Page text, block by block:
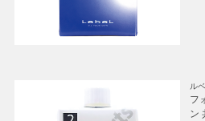
ル
フ
ン